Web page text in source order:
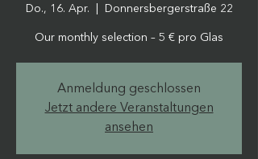
Do., 16. Apr. Donnersbergerstraße 22
Our monthly selection – 5 € pro Glas
Anmeldung geschlossen
Jetzt andere Veranstaltungen
ansehen